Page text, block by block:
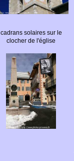
cadrans solaires sur le
clocher de l'église